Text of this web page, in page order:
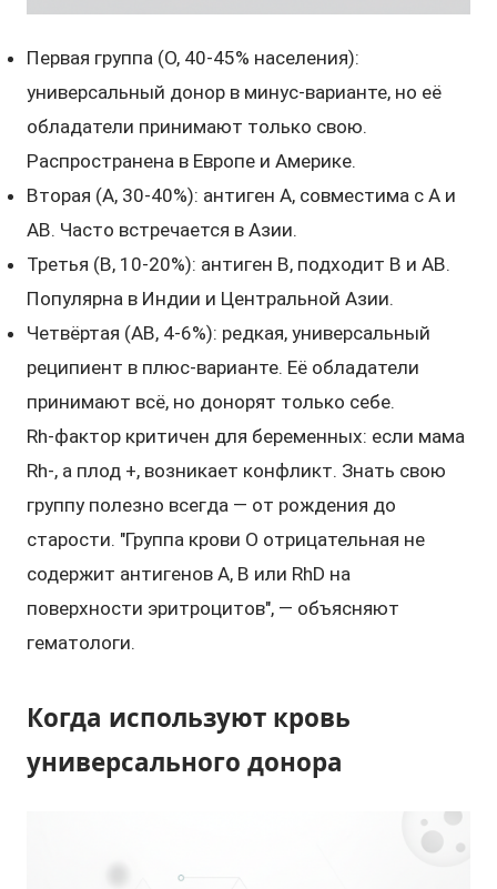
Первая группа (O, 40-45% населения):
универсальный донор в минус-варианте, но её
обладатели принимают только свою.
Распространена в Европе и Америке.
Вторая (A, 30-40%): антиген A, совместима с A и
AB. Часто встречается в Азии.
Третья (B, 10-20%): антиген B, подходит B и AB.
Популярна в Индии и Центральной Азии.
Четвёртая (AB, 4-6%): редкая, универсальный
реципиент в плюс-варианте. Её обладатели
принимают всё, но донорят только себе.
Rh-фактор критичен для беременных: если мама
Rh-, а плод +, возникает конфликт. Знать свою
группу полезно всегда — от рождения до
старости. "Группа крови O отрицательная не
содержит антигенов A, B или RhD на
поверхности эритроцитов", — объясняют
гематологи.
Когда используют кровь
универсального донора